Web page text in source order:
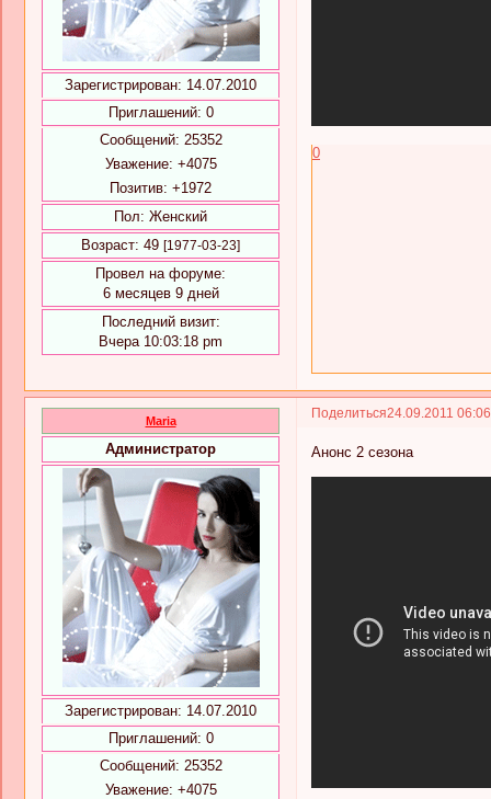
Зарегистрирован: 14.07.2010
Приглашений: 0
Сообщений: 25352
Уважение: +4075
Позитив: +1972
Пол: Женский
Возраст: 49 [1977-03-23]
Провел на форуме:
6 месяцев 9 дней
Последний визит:
Вчера 10:03:18 pm
0
Поделиться24.09.2011
Maria
Администратор
Зарегистрирован: 14.07.2010
Приглашений: 0
Сообщений: 25352
Уважение: +4075
Анонс 2 сезона